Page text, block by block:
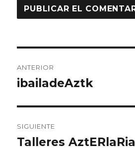
de
ANTERIOR
Entrada
ibailadeAztk
SIGUIENTE
Entrada
Talleres